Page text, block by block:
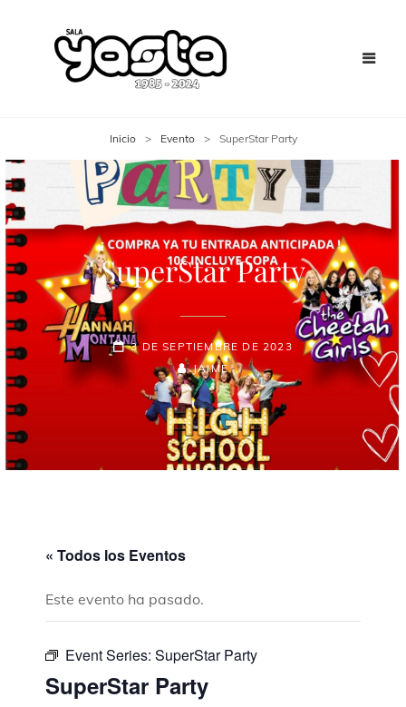
Inicio > Evento > SuperStar Party
SuperStar Party
3 DE SEPTIEMBRE DE 2023
JAIME
« Todos los Eventos
Este evento ha pasado.
Event Series: SuperStar Party
SuperStar Party